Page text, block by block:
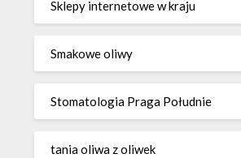
Sklepy internetowe w kraju
Smakowe oliwy
Stomatologia Praga Południe
tania oliwa z oliwek